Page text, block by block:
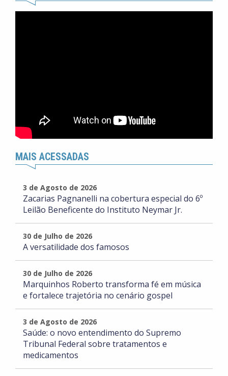
MAIS ACESSADAS
3 de Agosto de 2026
Zacarias Pagnanelli na cobertura especial do 6º
Leilão Beneficente do Instituto Neymar Jr.
30 de Julho de 2026
A versatilidade dos famosos
30 de Julho de 2026
Marquinhos Roberto transforma fé em música
e fortalece trajetória no cenário gospel
3 de Agosto de 2026
Saúde: o novo entendimento do Supremo
Tribunal Federal sobre tratamentos e
medicamentos